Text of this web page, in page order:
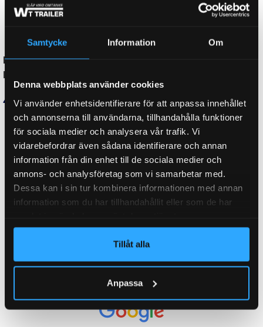
Samtycke Information Om
Denna webbplats använder cookies
Vi använder enhetsidentifierare för att anpassa innehållet
och annonserna till användarna, tillhandahålla funktioner
för sociala medier och analysera vår trafik. Vi
vidarebefordrar även sådana identifierare och annan
information från din enhet till de sociala medier och
annons- och analysföretag som vi samarbetar med.
Dessa kan i sin tur kombinera informationen med annan
information som du har tillhandahållit eller som de har
Tillåt alla
Anpassa
LÄNGD GASFJÄDER HOPTRYCKT: 370 mm
LÄNGD (GASFJÄDER/ÄNDSTYCKE) 610 mm
WEIGHT 0,490 kg
Recensioner (0)
Relaterade produkter